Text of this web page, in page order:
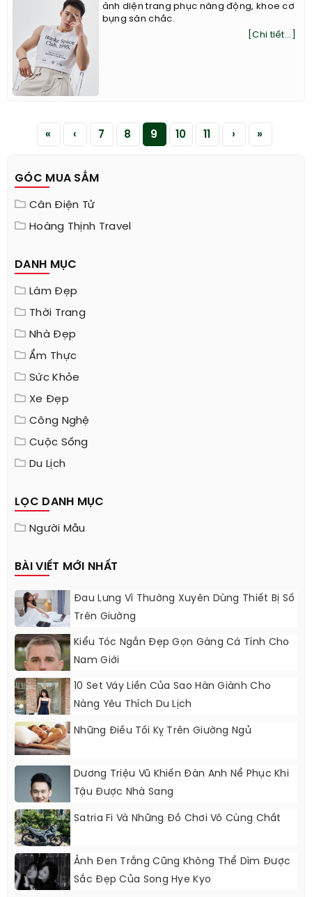
ảnh diện trang phục năng động, khoe cơ
bụng săn chắc.
[Chi tiết...]
« ‹ 7 8 9 10 11 › »
GÓC MUA SẮM
Cân Điện Tử
Hoàng Thịnh Travel
DANH MỤC
Làm Đẹp
Thời Trang
Nhà Đẹp
Ẩm Thực
Sức Khỏe
Xe Đẹp
Công Nghệ
Cuộc Sống
Du Lịch
LỌC DANH MỤC
Người Mẫu
BÀI VIẾT MỚI NHẤT
Đau Lưng Vì Thường Xuyên Dùng Thiết Bị Số
Trên Giường
Kiểu Tóc Ngắn Đẹp Gọn Gàng Cá Tính Cho
Nam Giới
10 Set Váy Liền Của Sao Hàn Giành Cho
Nàng Yêu Thích Du Lịch
Những Điều Tối Kỵ Trên Giường Ngủ
Dương Triệu Vũ Khiến Đàn Anh Nể Phục Khi
Tậu Được Nhà Sang
Satria Fi Và Những Đồ Chơi Vô Cùng Chất
Ảnh Đen Trắng Cũng Không Thể Dìm Được
Sắc Đẹp Của Song Hye Kyo